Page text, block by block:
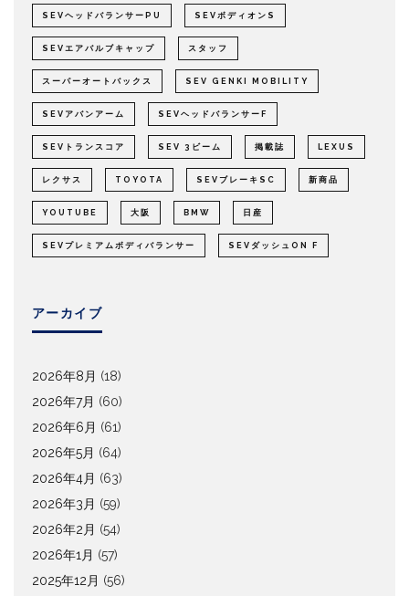
SEVヘッドバランサーPU SEVボディオンS
SEVエアバルブキャップ スタッフ
スーパーオートバックス SEV GENKI MOBILITY
SEVアバンアーム SEVヘッドバランサーF
SEVトランスコア SEV 3ビーム 掲載誌 LEXUS
レクサス TOYOTA SEVブレーキSC 新商品
YOUTUBE 大阪 BMW 日産
SEVプレミアムボディバランサー SEVダッシュON F
アーカイブ
2026年8月 (18)
2026年7月 (60)
2026年6月 (61)
2026年5月 (64)
2026年4月 (63)
2026年3月 (59)
2026年2月 (54)
2026年1月 (57)
2025年12月 (56)